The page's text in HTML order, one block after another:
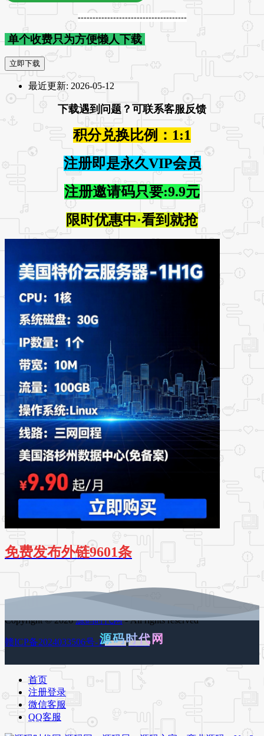
-------------------------------------
单个收费只为方便懒人下载
立即下载
最近更新: 2026-05-12
下载遇到问题？可联系客服反馈
积分兑换比例：1:1
注册即是永久VIP会员
注册邀请码只要:9.9元
限时优惠中·看到就抢
免费发布外链9601条
Copyright © 2026源码时代网- All rights reserved
赣ICP备2024033506号-1百度地图 谷歌地图
源码时代网
首页
注册登录
微信客服
QQ客服